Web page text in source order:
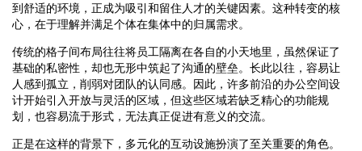
到舒适的环境，正成为吸引和留住人才的关键因素。这种转变的核
心，在于理解并满足个体在集体中的归属需求。
传统的格子间布局往往将员工隔离在各自的小天地里，虽然保证了
基础的私密性，却也无形中筑起了沟通的壁垒。长此以往，容易让
人感到孤立，削弱对团队的认同感。因此，许多前沿的办公空间设
计开始引入开放与灵活的区域，但这些区域若缺乏精心的功能规
划，也容易流于形式，无法真正促进有意义的交流。
正是在这样的背景下，多元化的互动设施扮演了至关重要的角色。